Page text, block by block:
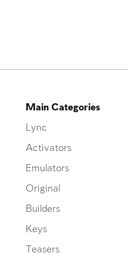
Main Categories
Lync
Activators
Emulators
Original
Builders
Keys
Teasers